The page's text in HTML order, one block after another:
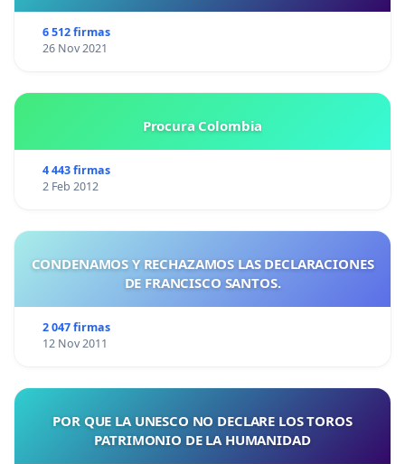
6 512 firmas
26 Nov 2021
Procura Colombia
4 443 firmas
2 Feb 2012
CONDENAMOS Y RECHAZAMOS LAS DECLARACIONES
DE FRANCISCO SANTOS.
2 047 firmas
12 Nov 2011
POR QUE LA UNESCO NO DECLARE LOS TOROS
PATRIMONIO DE LA HUMANIDAD